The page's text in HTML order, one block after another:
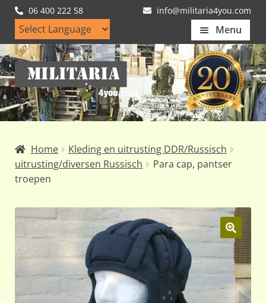
06 400 222 58 info@militaria4you.com
Menu
Home
Artikelen
Nieuws
Klantfotos
Ga
door
naar
navigatie
Ga
naar
de
inhoud
Home
Kleding en uitrusting DDR/Russisch
uitrusting/diversen Russisch
Para cap, pantser
troepen
🔍